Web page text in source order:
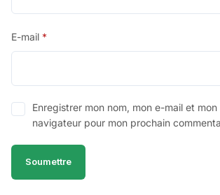
E-mail *
Enregistrer mon nom, mon e-mail et
navigateur pour mon prochain